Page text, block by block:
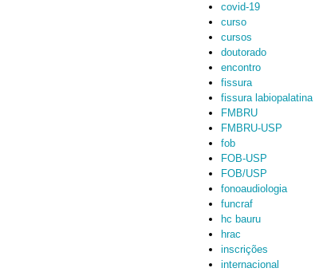
covid-19
curso
cursos
doutorado
encontro
fissura
fissura labiopalatina
FMBRU
FMBRU-USP
fob
FOB-USP
FOB/USP
fonoaudiologia
funcraf
hc bauru
hrac
inscrições
internacional